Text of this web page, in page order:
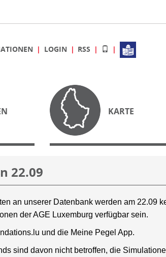
LOGIN RSS
KARTE
22.09
an unserer Datenbank werden am 22.09
der AGE Luxemburg verfügbar sein.
und die Meine Pegel App.
sind davon nicht betroffen, die